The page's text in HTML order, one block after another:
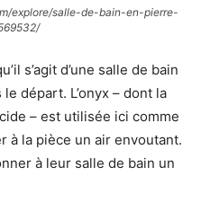
explore/salle-de-bain-en-pierre-
s’agit d’une salle de bain
départ. L’onyx – dont la
– est utilisée ici comme
à la pièce un air envoutant.
à leur salle de bain un